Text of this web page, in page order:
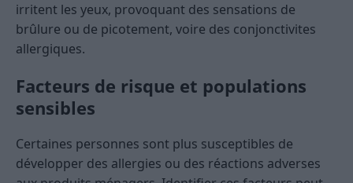
irritent les yeux, provoquant des sensations de
brûlure ou de picotement, voire des conjonctivites
allergiques.
Facteurs de risque et populations
sensibles
Certaines personnes sont plus susceptibles de
développer des allergies ou des réactions adverses